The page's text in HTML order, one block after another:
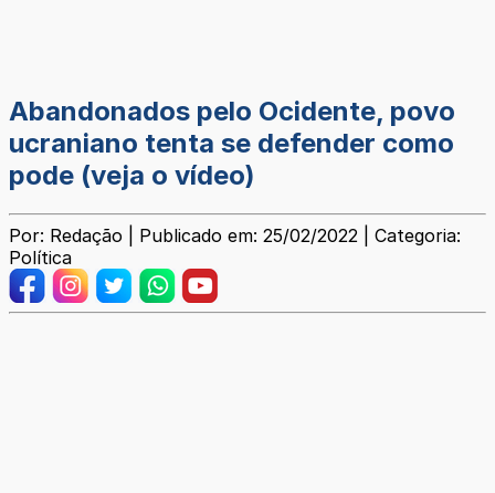
Abandonados pelo Ocidente, povo
ucraniano tenta se defender como
pode (veja o vídeo)
Por: Redação | Publicado em: 25/02/2022 | Categoria:
Política